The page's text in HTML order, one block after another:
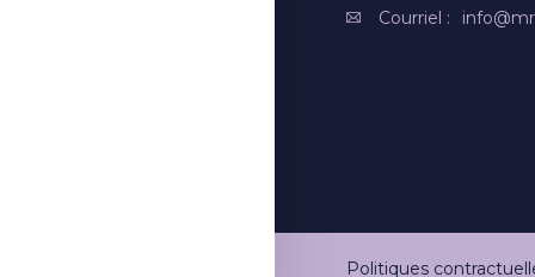
Courriel :
Politiques